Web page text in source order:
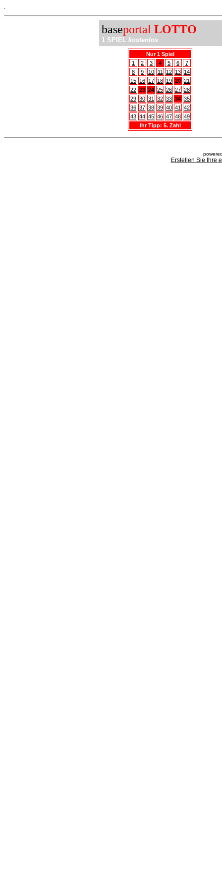
baseportal LOTTO
1 SPIEL kostenlos
Nur 1 Spiel
1
2 3 4 5 6
7
8
9 10 11 12 13 14
15 16 17 18 19 20 21
22 23 24 25 26 27 28
29 30 31 32 33 34 35
36 37 38 39 40 41
42
43 44 45 46 47 48 49
Ihr Tipp: 5. Zahl
Erstellen Sie Ihre